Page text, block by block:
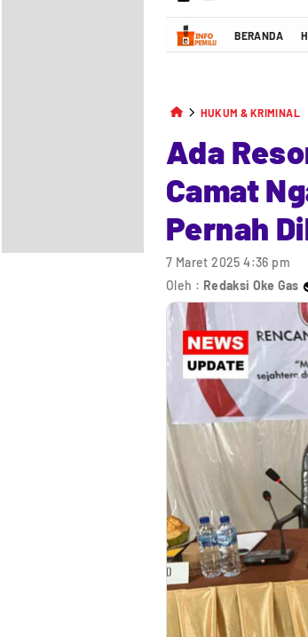
Oke Gas Indonesia |
BERANDA
HUKUM & KRIMINAL
Ada
Camat
Pernah
7 Maret 2025 4:36 pm
Oleh : Redaksi Oke Gas